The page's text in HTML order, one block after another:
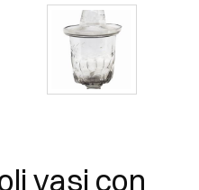
vasi con